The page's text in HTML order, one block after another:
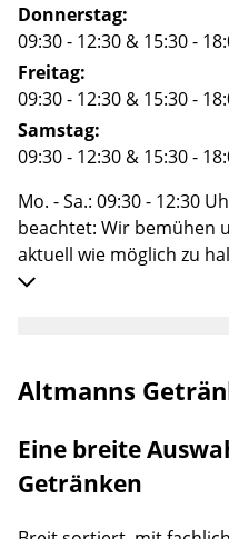
Altmanns
Eine breite
Getränken
Donnerstag:
09:30 - 12:30 & 15:30 -
Freitag:
09:30 - 12:30 & 15:30 -
Samstag:
09:30 - 12:30 & 15:30 -
Mo. - Sa.: 09:30 - 12:30
beachtet: Wir bemühen
aktuell wie möglich zu
Garantie oder Gewähr